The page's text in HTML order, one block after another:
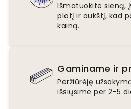
Išmatuokite sieną,
plotį ir aukštį, kad
kainą.
Gaminame ir
Peržiūrėję
išsiųsime per 2-5